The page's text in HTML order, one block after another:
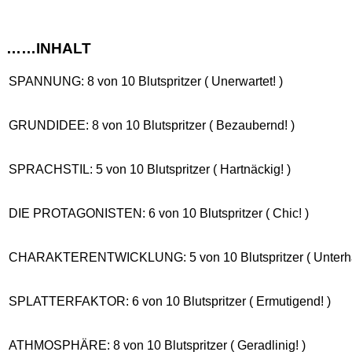
……INHALT
SPANNUNG: 8 von 10 Blutspritzer ( Unerwartet! )
GRUNDIDEE: 8 von 10 Blutspritzer ( Bezaubernd! )
SPRACHSTIL: 5 von 10 Blutspritzer ( Hartnäckig! )
DIE PROTAGONISTEN: 6 von 10 Blutspritzer ( Chic! )
CHARAKTERENTWICKLUNG: 5 von 10 Blutspritzer (
SPLATTERFAKTOR: 6 von 10 Blutspritzer ( Ermutigend! )
ATHMOSPHÄRE: 8 von 10 Blutspritzer ( Geradlinig! )